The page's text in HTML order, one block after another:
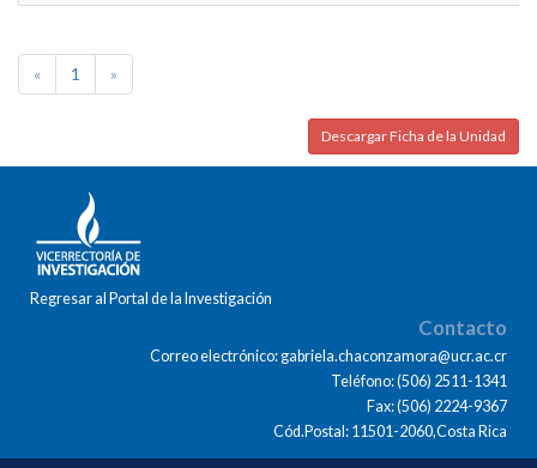
« 1 »
Descargar Ficha de la Unidad
Regresar al Portal de la Investigación
Contacto
Correo electrónico: gabriela.chaconzamora@ucr.ac.cr
Teléfono: (506) 2511-1341
Fax: (506) 2224-9367
Cód.Postal: 11501-2060,Costa Rica